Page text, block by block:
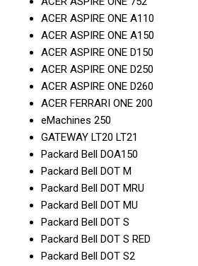
ACER ASPIRE ONE A110
ACER ASPIRE ONE A150
ACER ASPIRE ONE D150
ACER ASPIRE ONE D250
ACER ASPIRE ONE D260
ACER FERRARI ONE 200
eMachines 250
GATEWAY LT20 LT21
Packard Bell DOA150
Packard Bell DOT M
Packard Bell DOT MRU
Packard Bell DOT MU
Packard Bell DOT S
Packard Bell DOT S RED
Packard Bell DOT S2